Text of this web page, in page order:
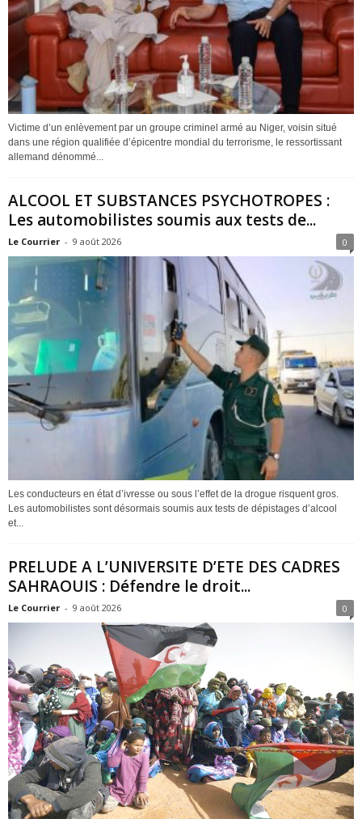
Victime d’un enlèvement par un groupe criminel armé au Niger, voisin situé
dans une région qualifiée d’épicentre mondial du terrorisme, le ressortissant
allemand dénommé...
ALCOOL ET SUBSTANCES PSYCHOTROPES :
Les automobilistes soumis aux tests de...
Le Courrier - 9 août 2026 0
Les conducteurs en état d’ivresse ou sous l’effet de la drogue risquent gros.
Les automobilistes sont désormais soumis aux tests de dépistages d’alcool
et...
PRELUDE A L’UNIVERSITE D’ETE DES CADRES
SAHRAOUIS : Défendre le droit...
Le Courrier - 9 août 2026 0